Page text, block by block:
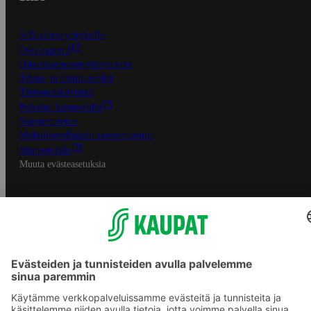
S-Business yrityksille
Oiva-raportit
Osuuskauppojen yhteystiedot
Tilaus- ja toimitusehdot
Tietosuojakäytäntö
Palvelun käyttöehdot
Saavutettavuus
Mobiilisovelluksen saavutettavuus
Mainostajalle
Muuta evästeasetuksia
S-ryhmän palvelut
S-ryhmä
Asiakasomistajuus
S-ostoslista -sovellus